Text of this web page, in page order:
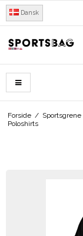
Dansk
Forside / Sportsgrene
Poloshirts